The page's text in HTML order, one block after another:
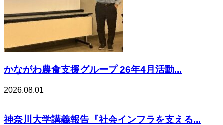
かながわ農食支援グループ 26年4月活動...
2026.08.01
神奈川大学講義報告『社会インフラを支える...